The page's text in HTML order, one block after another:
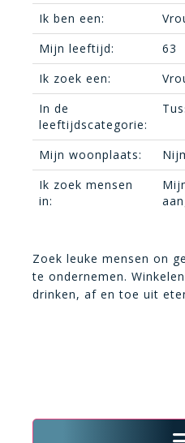
Ik ben een:
Mijn leeftijd:
63
Ik zoek een:
In de
leeftijdscategorie:
Mijn woonplaats:
Ik zoek mensen
in:
Zoek leuke mensen on
te ondernemen.
drinken, af en toe uit